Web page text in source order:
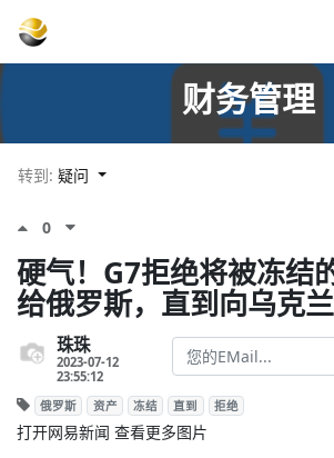
财务管理
转到: 疑问
0
硬气！G7拒绝将被冻结
给俄罗斯，直到向乌克
珠珠
2023-07-12
23:55:12
俄罗斯 资产 冻结 直到 拒绝
打开网易新闻 查看更多图片